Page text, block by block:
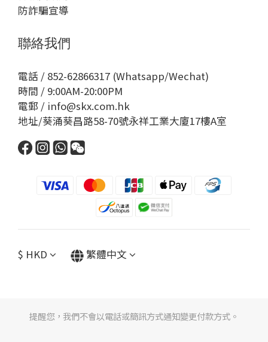
防詐騙宣導
聯絡我們
電話 / 852-62866317 (Whatsapp/Wechat)
時間 / 9:00AM-20:00PM
電郵 / info@skx.com.hk
地址/葵涌葵昌路58-70號永祥工業大廈17樓A室
$ HKD 繁體中文
提醒您，我們不會以電話或簡訊方式通知變更付款方式。